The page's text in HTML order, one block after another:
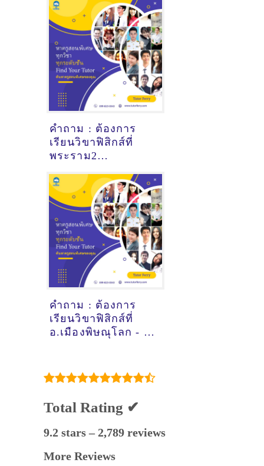
ที่นี่
คำถาม : ต้องการ
เรียนวิขาฟิสิกส์ที่
พระราม2
แนะนำครูสอนพิเศษ
ที่นี่
คำถาม : ต้องการ
เรียนวิขาฟิสิกส์ที่
อ.เมืองพิษณุโลก - ดู
Total Rating ✔
9.2 stars – 2,789 reviews
More Reviews